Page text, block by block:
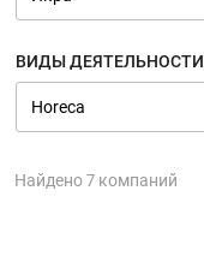
ВИДЫ ДЕЯТЕЛЬНОСТИ
Найдено 7 компаний